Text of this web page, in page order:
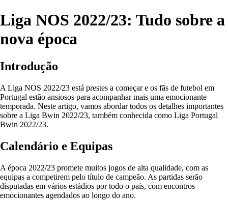
Liga NOS 2022/23: Tudo sobre a
nova época
Introdução
A Liga NOS 2022/23 está prestes a começar e os fãs de futebol em
Portugal estão ansiosos para acompanhar mais uma emocionante
temporada. Neste artigo, vamos abordar todos os detalhes importantes
sobre a Liga Bwin 2022/23, também conhecida como Liga Portugal
Bwin 2022/23.
Calendário e Equipas
A época 2022/23 promete muitos jogos de alta qualidade, com as
equipas a competirem pelo título de campeão. As partidas serão
disputadas em vários estádios por todo o país, com encontros
emocionantes agendados ao longo do ano.